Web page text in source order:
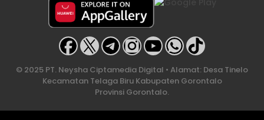
© 2025 PT. Neysha Ciptamedia Digital • Alamat: Desa Tinelo
Kecamatan Telaga Biru Kabupaten Gorontalo
Provinsi Gorontalo.